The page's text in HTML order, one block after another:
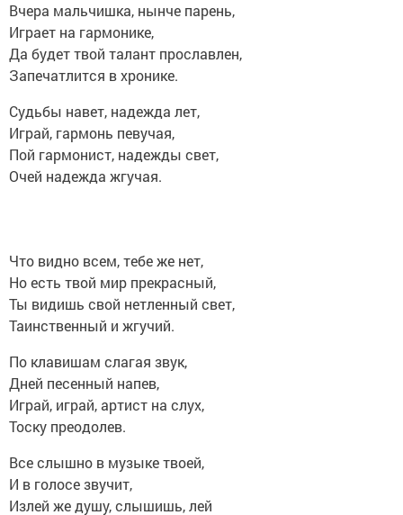
Вчера мальчишка, нынче парень,
Играет на гармонике,
Да будет твой талант прославлен,
Запечатлится в хронике.
Судьбы навет, надежда лет,
Играй, гармонь певучая,
Пой гармонист, надежды свет,
Очей надежда жгучая.
Что видно всем, тебе же нет,
Но есть твой мир прекрасный,
Ты видишь свой нетленный свет,
Таинственный и жгучий.
По клавишам слагая звук,
Дней песенный напев,
Играй, играй, артист на слух,
Тоску преодолев.
Все слышно в музыке твоей,
И в голосе звучит,
Излей же душу, слышишь, лей